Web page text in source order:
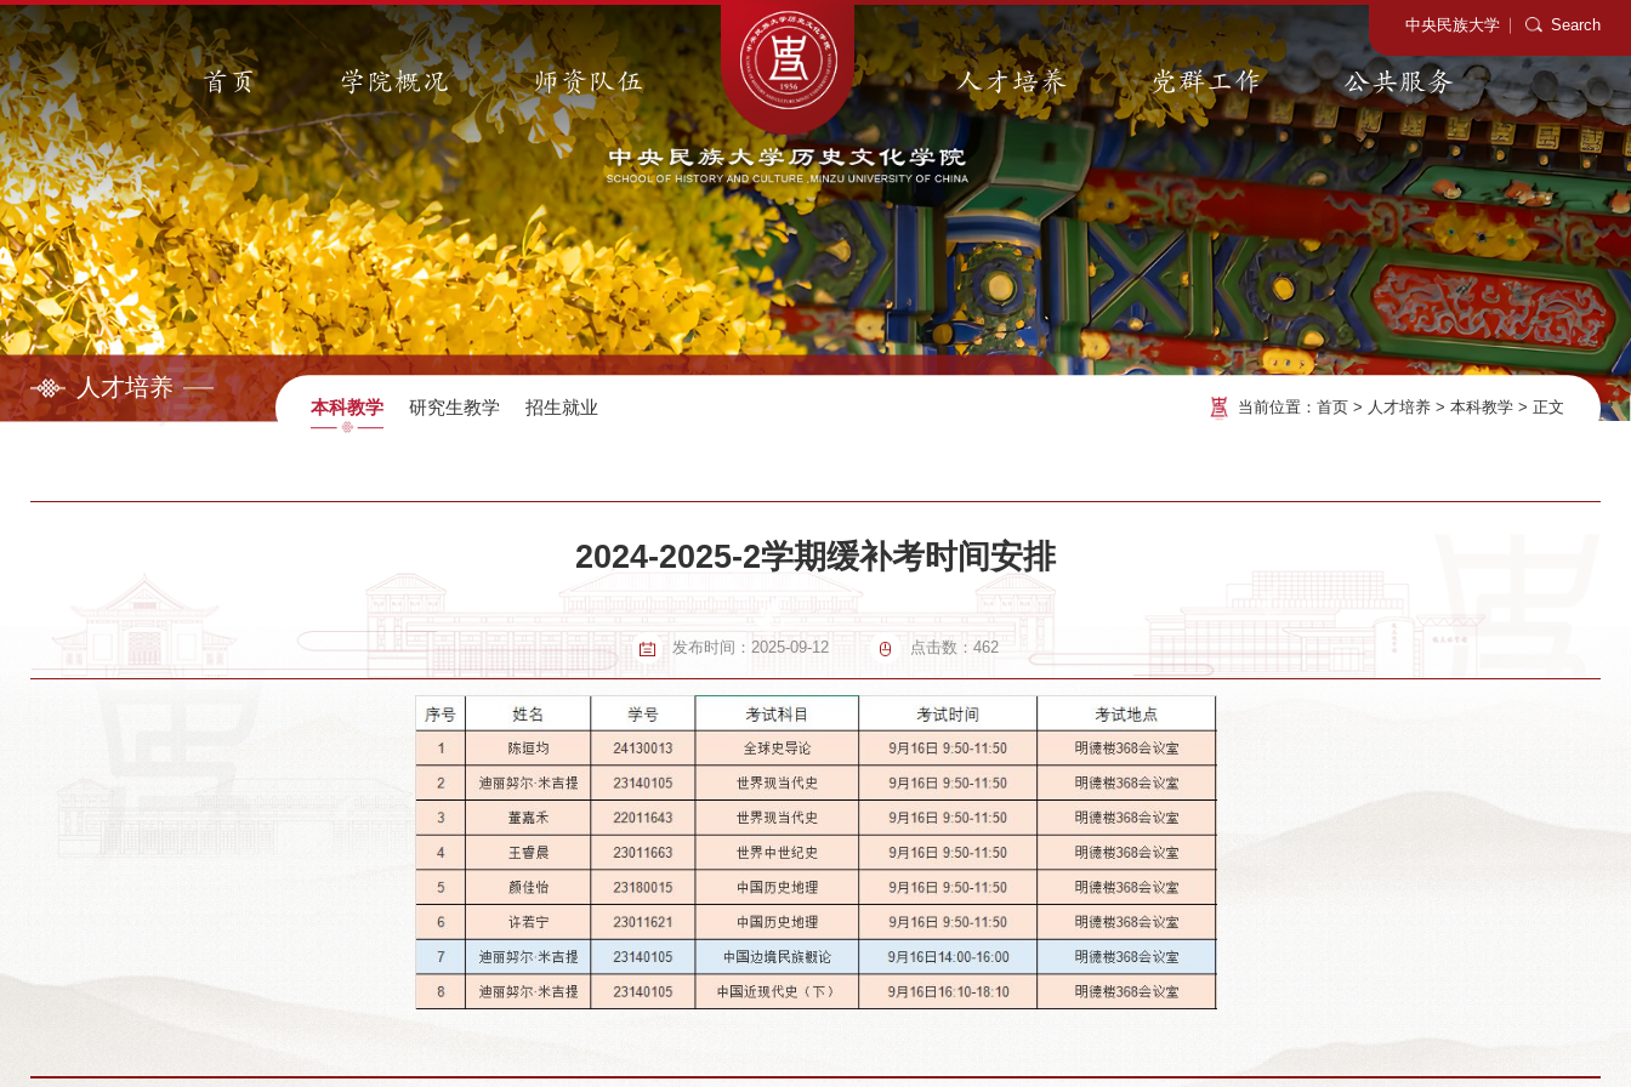
中央民族大学 Search
首页 学院概况 师资队伍 人才培养 党群工作 公共服务
人才培养
本科教学 研究生教学 招生就业 当前位置：首页 > 人才培养 >本科教学 > 正文
2024-2025-2学期缓补考时间安排
发布时间：2025-09-12 点击数：462